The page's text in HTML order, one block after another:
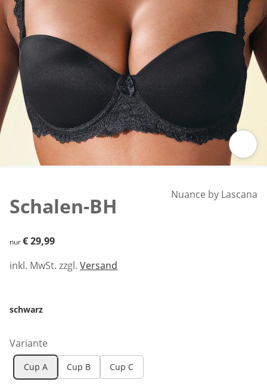
Schalen-BH
€ 29,99
nur€ 29,99
inkl. MwSt. zzgl. Versand
Nuance by Lascana
schwarz
Variante
Cup A Cup B Cup C